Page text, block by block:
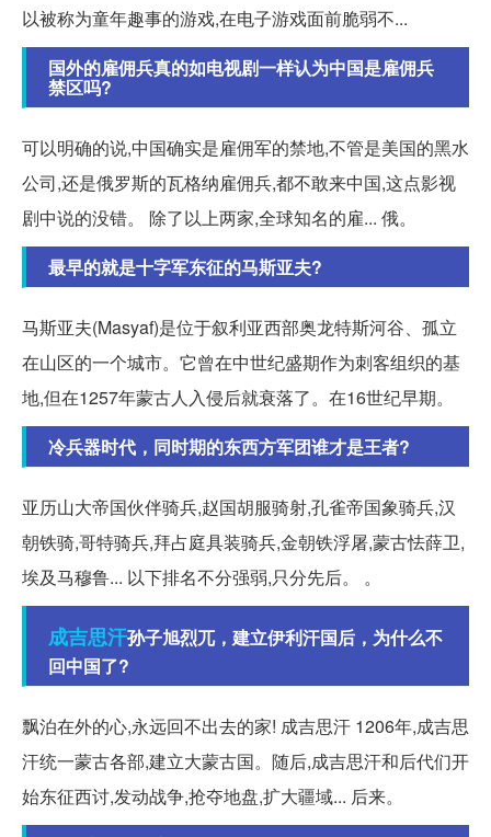
以被称为童年趣事的游戏,在电子游戏面前脆弱不...
国外的雇佣兵真的如电视剧一样认为中国是雇佣兵
禁区吗?
可以明确的说,中国确实是雇佣军的禁地,不管是美国的黑水
公司,还是俄罗斯的瓦格纳雇佣兵,都不敢来中国,这点影视
剧中说的没错。 除了以上两家,全球知名的雇... 俄。
最早的就是十字军东征的马斯亚夫?
马斯亚夫(Masyaf)是位于叙利亚西部奥龙特斯河谷、孤立
在山区的一个城市。它曾在中世纪盛期作为刺客组织的基
地,但在1257年蒙古人入侵后就衰落了。在16世纪早期。
冷兵器时代，同时期的东西方军团谁才是王者?
亚历山大帝国伙伴骑兵,赵国胡服骑射,孔雀帝国象骑兵,汉
朝铁骑,哥特骑兵,拜占庭具装骑兵,金朝铁浮屠,蒙古怯薛卫,
埃及马穆鲁... 以下排名不分强弱,只分先后。 。
成吉思汗孙子旭烈兀，建立伊利汗国后，为什么不
回中国了?
飘泊在外的心,永远回不出去的家! 成吉思汗 1206年,成吉思
汗统一蒙古各部,建立大蒙古国。随后,成吉思汗和后代们开
始东征西讨,发动战争,抢夺地盘,扩大疆域... 后来。